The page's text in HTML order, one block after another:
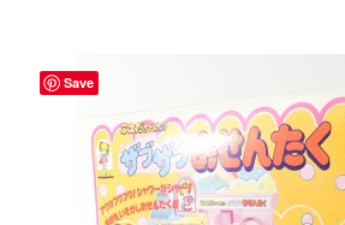
Save